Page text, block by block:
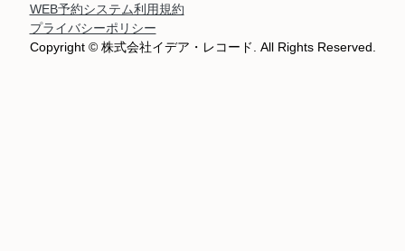
WEB予約システム利用規約
プライバシーポリシー
Copyright © 株式会社イデア・レコード. All Rights Reserved.